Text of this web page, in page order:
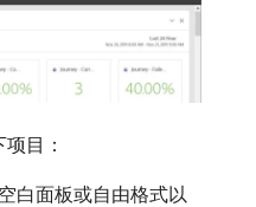
目：
白面板或自由格式以